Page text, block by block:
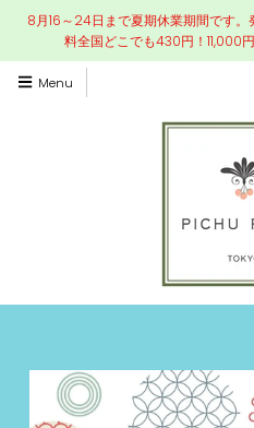
8月16～24日まで夏期休業期間です
料全国どこでも430円！11,000
Menu